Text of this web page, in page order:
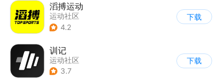
滔搏运动
运动社区
4.2
下载
训记
运动社区
3.7
下载